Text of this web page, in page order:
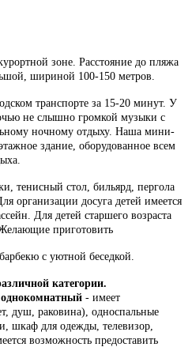
зоне. Расстояние до пляжа
шириной 100-150 метров.
транспорте за 15-20 минут. У
не слышно громкой музыки с
ночному отдыху. Наша мини-
здание, оборудованное всем
тенисный стол, бильярд, пергола
организации досуга детей имеется
Для детей старшего возраста
приготовить
с уютной беседкой.
категории.
- имеет
душ, раковина), односпальные
шкаф для одежды, телевизор,
возможность предоставить